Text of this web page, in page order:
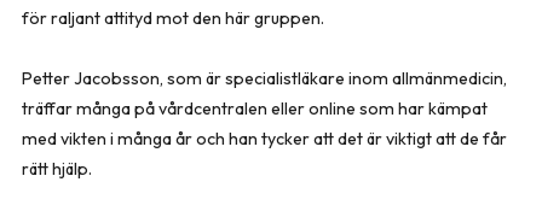
för raljant attityd mot den här gruppen.
Petter Jacobsson, som är specialistläkare inom allmänmedicin,
träffar många på vårdcentralen eller online som har kämpat
med vikten i många år och han tycker att det är viktigt att de får
rätt hjälp.